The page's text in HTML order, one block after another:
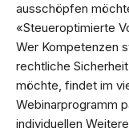
ausschöpfen
«Steueroptimierte
Wer Kompetenzen
rechtliche
möchte, findet im
Webinarprogramm
individuellen